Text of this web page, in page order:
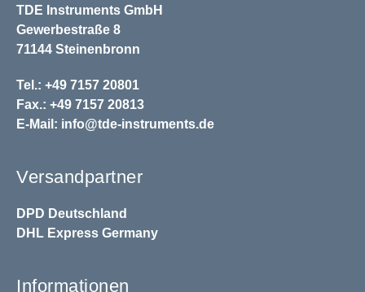
TDE Instruments GmbH
Gewerbestraße 8
71144 Steinenbronn
Tel.: +49 7157 20801
Fax.: +49 7157 20813
E-Mail: info@tde-instruments.de
Versandpartner
DPD Deutschland
DHL Express Germany
Informationen